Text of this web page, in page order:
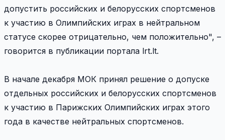
допустить российских и белорусских спортсменов
к участию в Олимпийских играх в нейтральном
статусе скорее отрицательно, чем положительно", –
говорится в публикации портала lrt.lt.
В начале декабря МОК принял решение о допуске
отдельных российских и белорусских спортсменов
к участию в Парижских Олимпийских играх этого
года в качестве нейтральных спортсменов.